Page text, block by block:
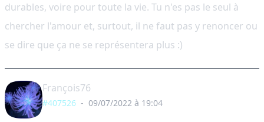
durables, voire pour toute la vie. Tu n'es pas le seul à
chercher l'amour et, surtout, il ne faut pas y renoncer ou
se dire que ça ne se représentera plus :)
François76
#407526 - 09/07/2022 à 19:04